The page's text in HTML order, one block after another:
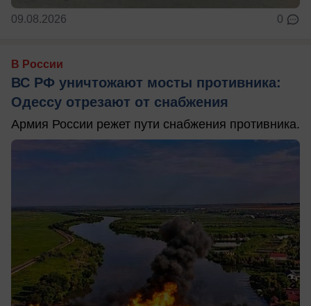
09.08.2026 0
В России
ВС РФ уничтожают мосты противника:
Одессу отрезают от снабжения
Армия России режет пути снабжения противника.